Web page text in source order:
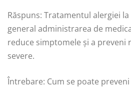
Răspuns: Tratamentul alergiei
general administrarea de
reduce simptomele și a preveni
severe.
Întrebare: Cum se poate